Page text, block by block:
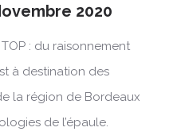
2020
: du raisonnement
à destination des
la région de Bordeaux
de l’épaule.